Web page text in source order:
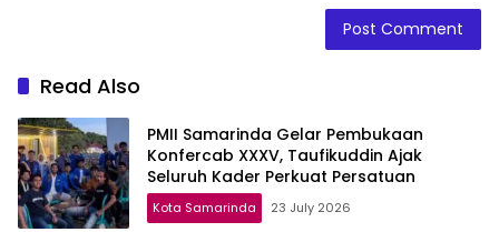
Read Also
PMII Samarinda Gelar Pembukaan
Konfercab XXXV, Taufikuddin Ajak
Seluruh Kader Perkuat Persatuan
Kota Samarinda 23 July 2026